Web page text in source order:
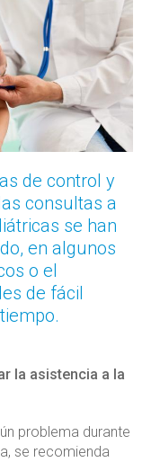
de control y
consultas a
se han
en algunos
o el
de fácil
la asistencia a la
problema durante
se recomienda